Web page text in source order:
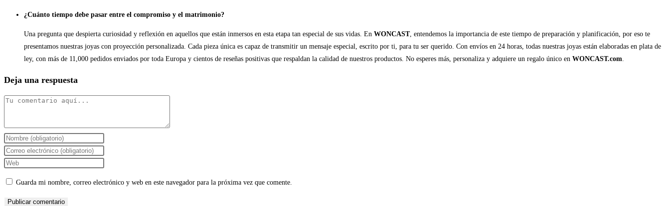
¿Cuánto tiempo debe pasar entre el compromiso y el matrimonio?
Una pregunta que despierta curiosidad y reflexión en aquellos que están inmersos en esta etapa tan especial de sus vidas. En WONCAST, entendemos la importancia de este tiempo de preparación y planificación, por eso te
presentamos nuestras joyas con proyección personalizada. Cada pieza única es capaz de transmitir un mensaje especial, escrito por ti, para tu ser querido. Con envíos en 24 horas, todas nuestras joyas están elaboradas en plata de
ley, con más de 11,000 pedidos enviados por toda Europa y cientos de reseñas positivas que respaldan la calidad de nuestros productos. No esperes más, personaliza y adquiere un regalo único en WONCAST.com.
Deja una respuesta
Guarda mi nombre, correo electrónico y web en este navegador para la próxima vez que comente.